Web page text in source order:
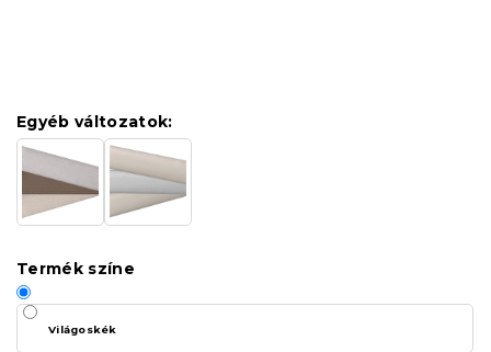
Egyéb változatok:
Termék színe
Világoskék